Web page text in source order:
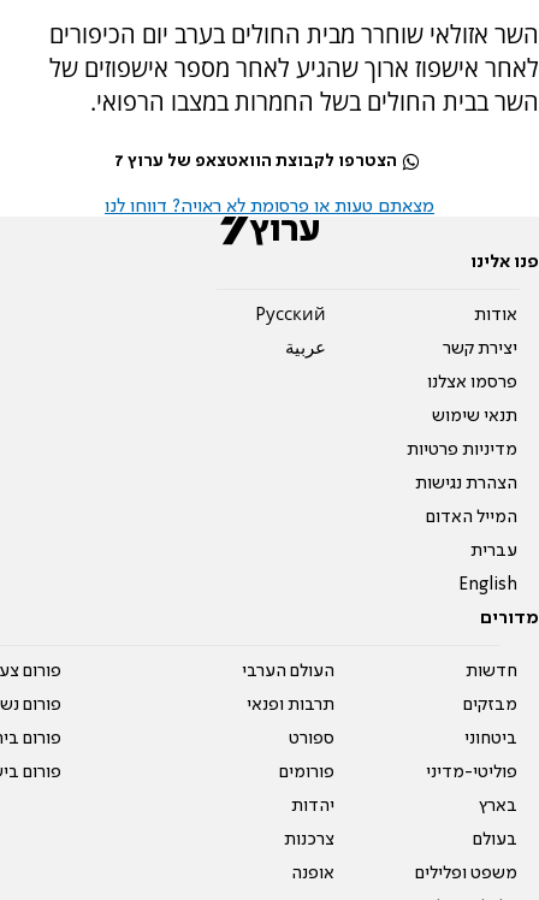
השר אזולאי שוחרר מבית החולים בערב יום הכיפורים
לאחר אישפוז ארוך שהגיע לאחר מספר אישפוזים של
השר בבית החולים בשל החמרות במצבו הרפואי.
הצטרפו לקבוצת הוואטצאפ של ערוץ 7
מצאתם טעות או פרסומת לא ראויה? דווחו לנו
פנו אלינו
אודות
יצירת קשר
פרסמו אצלנו
תנאי שימוש
מדיניות פרטיות
הצהרת נגישות
המייל האדום
עברית
English
Pусский
عربية
מדורים
חדשות
מבזקים
ביטחוני
פוליטי-מדיני
בארץ
בעולם
משפט ופלילים
העולם הערבי
תרבות ופנאי
ספורט
פורומים
יהדות
צרכנות
אופנה
פורום
פורום
פורום
פורום